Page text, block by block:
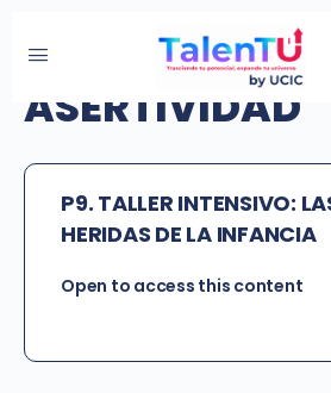
Etiqueta del
ASERTIVIDAD
P9. TALLER INTENSIVO:
HERIDAS DE LA INFANCIA
Open to access this content